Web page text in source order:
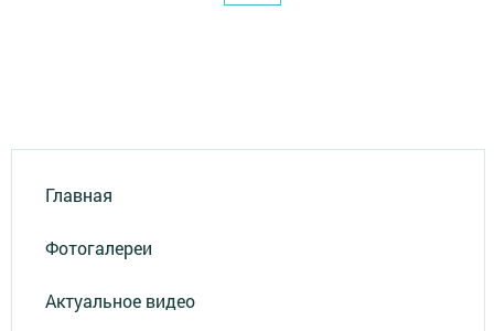
Главная
Фотогалереи
Актуальное видео